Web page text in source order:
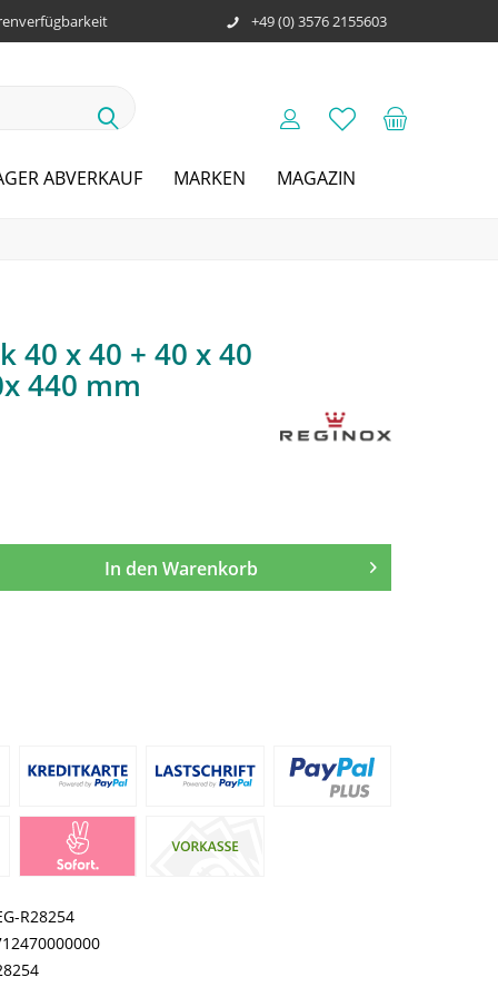
+49 (0) 3576 2155603
ABVERKAUF MARKEN MAGAZIN
40 x 40 + 40 x 40
440 mm
In den Warenkorb
R28254